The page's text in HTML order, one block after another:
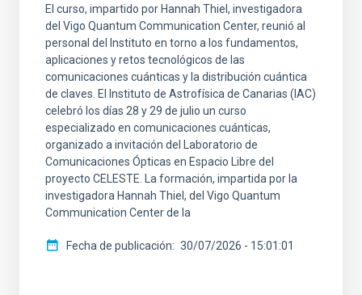
El curso, impartido por Hannah Thiel, investigadora
del Vigo Quantum Communication Center, reunió al
personal del Instituto en torno a los fundamentos,
aplicaciones y retos tecnológicos de las
comunicaciones cuánticas y la distribución cuántica
de claves. El Instituto de Astrofísica de Canarias (IAC)
celebró los días 28 y 29 de julio un curso
especializado en comunicaciones cuánticas,
organizado a invitación del Laboratorio de
Comunicaciones Ópticas en Espacio Libre del
proyecto CELESTE. La formación, impartida por la
investigadora Hannah Thiel, del Vigo Quantum
Communication Center de la
Fecha de publicación 30/07/2026 - 15:01:01